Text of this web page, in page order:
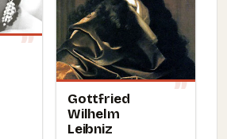
Gottfried
Wilhelm
Leibniz